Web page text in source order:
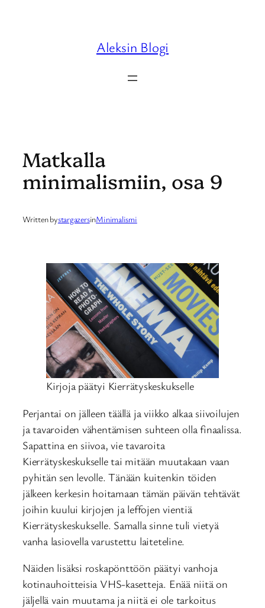
Aleksin Blogi
Matkalla
minimalismiin, osa 9
Written bystargazersinMinimalismi
Kirjoja päätyi Kierrätyskeskukselle
Perjantai on jälleen täällä ja viikko alkaa siivoilujen
ja tavaroiden vähentämisen suhteen olla finaalissa.
Sapattina en siivoa, vie tavaroita
Kierrätyskeskukselle tai mitään muutakaan vaan
pyhitän sen levolle. Tänään kuitenkin töiden
jälkeen kerkesin hoitamaan tämän päivän tehtävät
joihin kuului kirjojen ja leffojen vientiä
Kierrätyskeskukselle. Samalla sinne tuli vietyä
vanha lasiovella varustettu laiteteline.
Näiden lisäksi roskapönttöön päätyi vanhoja
kotinauhoitteisia VHS-kasetteja. Enää niitä on
jäljellä vain muutama ja niitä ei ole tarkoitus